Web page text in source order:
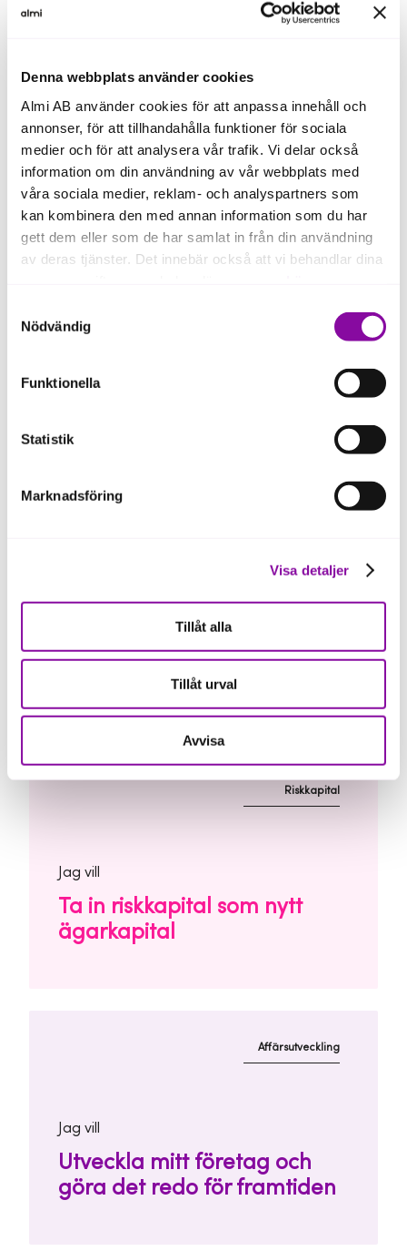
Denna webbplats använder cookies
Almi AB använder cookies för att anpassa innehåll och
annonser, för att tillhandahålla funktioner för sociala
medier och för att analysera vår trafik. Vi delar också
information om din användning av vår webbplats med
våra sociala medier, reklam- och analyspartners som
kan kombinera den med annan information som du har
gett dem eller som de har samlat in från din användning
av deras tjänster. Det innebär också att vi behandlar dina
Om du klickar på avvisa kommer användning av kakor
eller delning av information enligt ovan, inte att ske,
förutom för kakor som är nödvändiga för att hemsidan
ska fungera se mer under inställningar.
Nödvändig
Funktionella
Statistik
Marknadsföring
Visa detaljer
Tillåt alla
Tillåt urval
Avvisa
Knatteplock växer med lån från Almi
Lån, Affärsutveckling
Visa fler artiklar
Vi ger näring till Sverige genom att erbjuda
och vägledning inom affärsutveckling till små och
Finansiera företaget med
lån från Almi
Riskkapital
Jag vill
Ta in riskkapital som nytt
ägarkapital
Affärsutveckling
Jag vill
Utveckla mitt företag och
göra det redo för framtiden